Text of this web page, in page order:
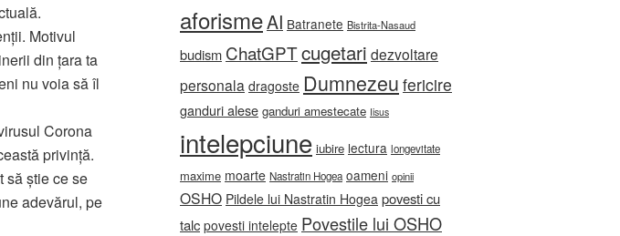
Motivul
din țara ta
nu voia să îl
Corona
privință.
să știe ce se
adevărul, pe
aforismeAI Batranete Bistrita-Nasaud
budism ChatGPTcugetari dezvoltare
personala dragoste Dumnezeu fericire
ganduri alese ganduri amestecate Iisus
intelepciune iubire lectura longevitate
maxime moarte Nastratin Hogea oameni opinii
OSHO Pildele lui Nastratin Hogea povesti cu
talc povesti intelepte Povestile lui OSHO